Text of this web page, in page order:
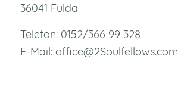
36041 Fulda
Telefon: 0152/366 99 328
E-Mail: office@2Soulfellows.com